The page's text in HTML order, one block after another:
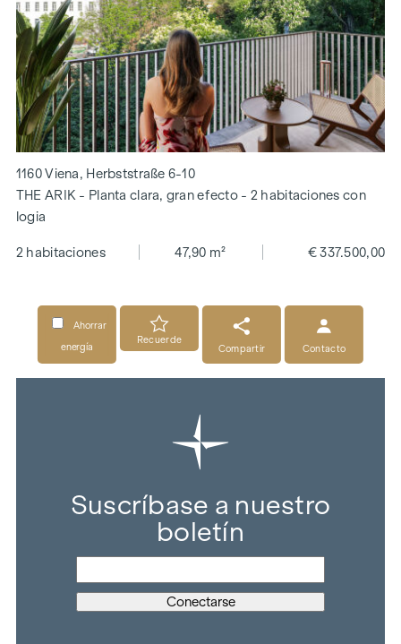
1160 Viena, Herbststraße 6-10
THE ARIK - Planta clara, gran efecto - 2 habitaciones con
logia
2 habitaciones 47,90 m² € 337.500,00
Ahorrar
energía
Recuerde
Compartir
Contacto
Suscríbase a nuestro
boletín